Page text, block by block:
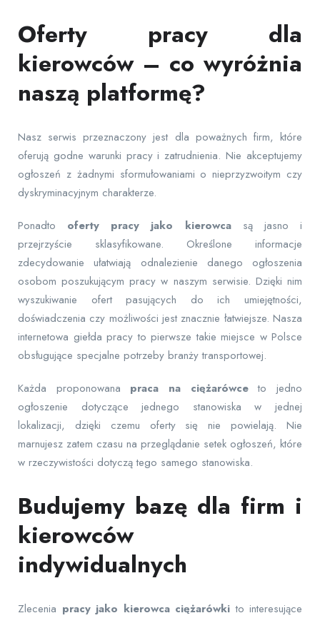
Oferty pracy dla
kierowców – co wyróżnia
naszą platformę?
Nasz serwis przeznaczony jest dla poważnych firm, które
oferują godne warunki pracy i zatrudnienia. Nie akceptujemy
ogłoszeń z żadnymi sformułowaniami o nieprzyzwoitym czy
dyskryminacyjnym charakterze.
Ponadto oferty pracy jako kierowcasą jasno i
przejrzyście sklasyfikowane. Określone informacje
zdecydowanie ułatwiają odnalezienie danego ogłoszenia
osobom poszukującym pracy w naszym serwisie. Dzięki nim
wyszukiwanie ofert pasujących do ich umiejętności,
doświadczenia czy możliwości jest znacznie łatwiejsze. Nasza
internetowa giełda pracy to pierwsze takie miejsce w Polsce
obsługujące specjalne potrzeby branży transportowej.
Każda proponowana praca na ciężarówceto jedno
ogłoszenie dotyczące jednego stanowiska w jednej
lokalizacji, dzięki czemu oferty się nie powielają. Nie
marnujesz zatem czasu na przeglądanie setek ogłoszeń, które
w rzeczywistości dotyczą tego samego stanowiska.
Budujemy bazę dla firm i
kierowców
indywidualnych
Zlecenia pracy jako kierowca ciężarówkito interesujące